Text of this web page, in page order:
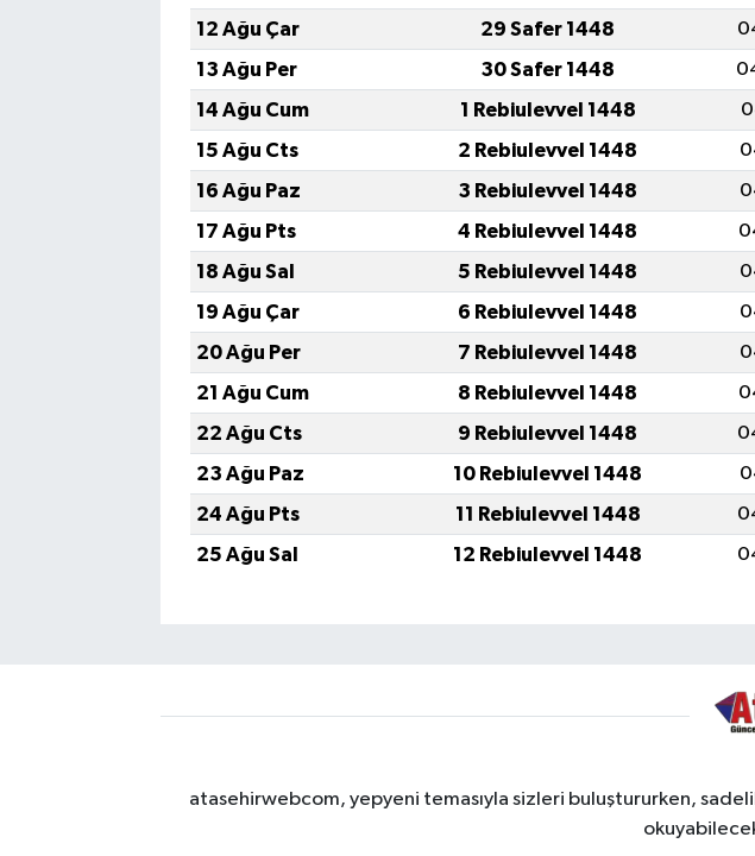
12 Ağu Çar
29 Safer 1448
13 Ağu Per
30 Safer 1448
14 Ağu Cum
1 Rebiulevvel 1448
15 Ağu Cts
2 Rebiulevvel 1448
16 Ağu Paz
3 Rebiulevvel 1448
17 Ağu Pts
4 Rebiulevvel 1448
18 Ağu Sal
5 Rebiulevvel 1448
19 Ağu Çar
6 Rebiulevvel 1448
20 Ağu Per
7 Rebiulevvel 1448
21 Ağu Cum
8 Rebiulevvel 1448
22 Ağu Cts
9 Rebiulevvel 1448
23 Ağu Paz
10 Rebiulevvel 1448
24 Ağu Pts
11 Rebiulevvel 1448
25 Ağu Sal
12 Rebiulevvel 1448
atasehirwebcom, yepyeni temasıyla sizleri buluştururken,